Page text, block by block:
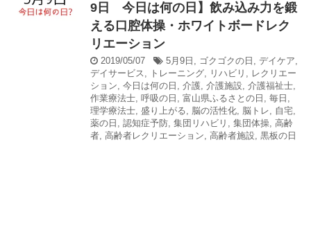
9日 今日は何の日】飲み込み力を鍛
える口腔体操・ホワイトボードレク
リエーション
2019/05/07 5月9日 , ゴクゴクの日 , デイケア,
デイサービス, トレーニング, リハビリ , レクリエー
ション, 今日は何の日 , 介護, 介護施設, 介護福祉士,
作業療法士, 呼吸の日 , 富山県ふるさとの日 , 毎日 ,
理学療法士, 盛り上がる, 脳の活性化, 脳トレ, 自宅,
薬の日 , 認知症予防, 集団リハビリ , 集団体操, 高齢
者, 高齢者レクリエーション, 高齢者施設, 黒板の日